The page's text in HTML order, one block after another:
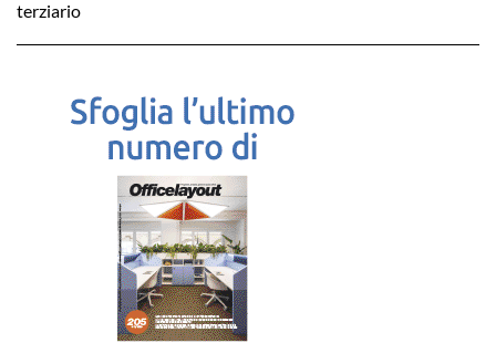
terziario